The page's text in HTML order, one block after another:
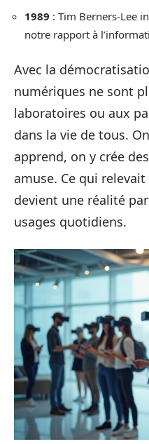
1989 : Tim Berners-Lee
notre rapport à
Avec la
numériques ne sont
laboratoires ou aux
dans la vie de tous.
apprend, on y crée
amuse. Ce qui
devient une réalité
usages quotidiens.